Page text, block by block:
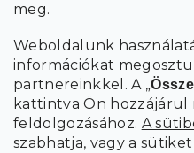
meg.
Weboldalunk
információkat
partnereinkkel. A „
kattintva Ön hozzájárul
feldolgozásához. A
szabhatja, vagy a